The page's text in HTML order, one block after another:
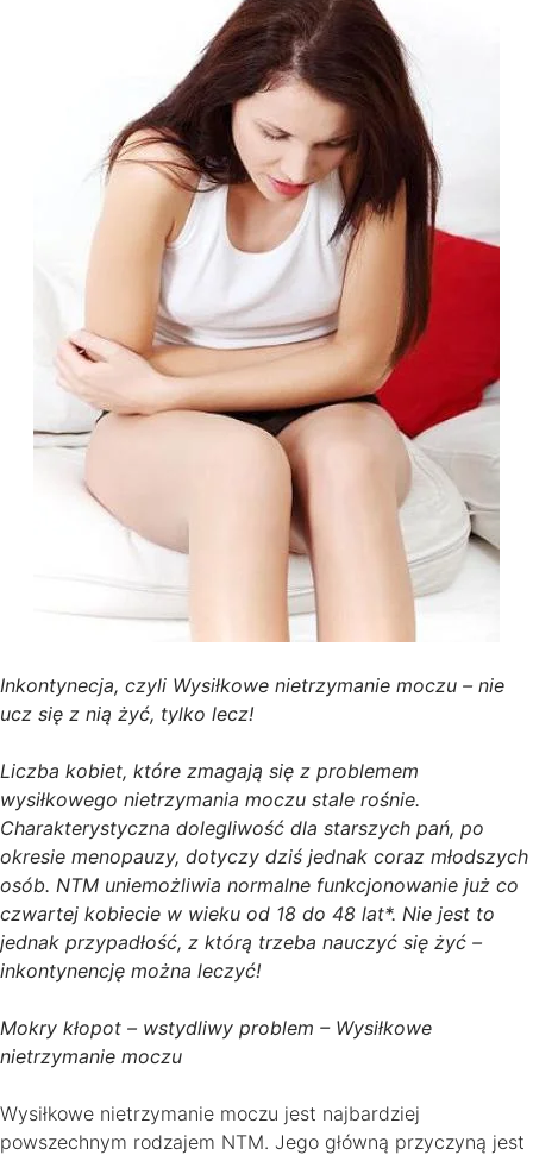
Inkontynecja, czyli Wysiłkowe nietrzymanie moczu – nie
ucz się z nią żyć, tylko lecz!
Liczba kobiet, które zmagają się z problemem
wysiłkowego nietrzymania moczu stale rośnie.
Charakterystyczna dolegliwość dla starszych pań, po
okresie menopauzy, dotyczy dziś jednak coraz młodszych
osób. NTM uniemożliwia normalne funkcjonowanie już co
czwartej kobiecie w wieku od 18 do 48 lat*. Nie jest to
jednak przypadłość, z którą trzeba nauczyć się żyć –
inkontynencję można leczyć!
Mokry kłopot – wstydliwy problem – Wysiłkowe
nietrzymanie moczu
Wysiłkowe nietrzymanie moczu jest najbardziej
powszechnym rodzajem NTM. Jego główną przyczyną jest